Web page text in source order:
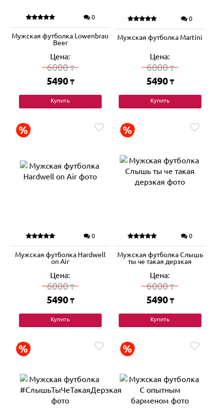
0
Мужская футболка Lowenbrau
Beer
Цена:
6000₸
5490 ₸
Купить
0
Мужская футболка Martini
Цена:
6000₸
5490 ₸
Купить
0
Мужская футболка Hardwell
on Air
Цена:
6000₸
5490 ₸
Купить
0
Мужская футболка Слышь
ты че такая дерзкая
Цена:
6000₸
5490 ₸
Купить